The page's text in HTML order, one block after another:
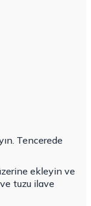
Tencerede
ekleyin ve
tuzu ilave